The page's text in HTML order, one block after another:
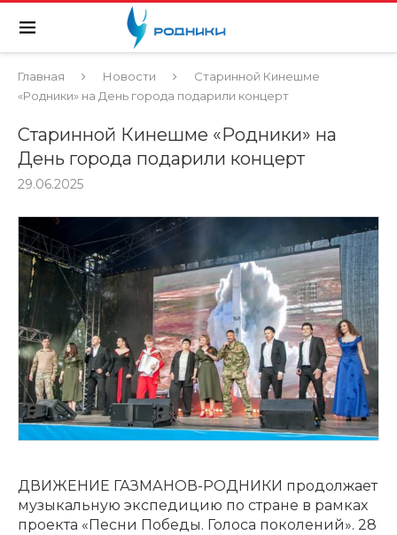
Главная Новости
Старинной Кинешме
«Родники» на День города подарили концерт
Старинной Кинешме «Родники» на
День города подарили концерт
29.06.2025
ДВИЖЕНИЕ ГАЗМАНОВ-РОДНИКИ продолжает
музыкальную экспедицию по стране в рамках
проекта «Песни Победы. Голоса поколений». 28